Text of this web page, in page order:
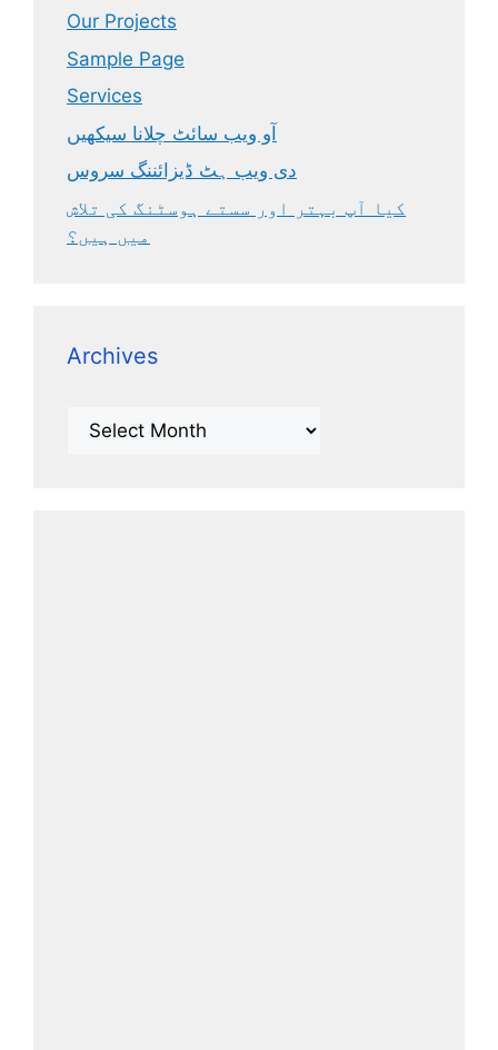
Our Projects
Sample Page
Services
آو ویب سائٹ چلانا سیکھیں
دی ویب ہٹ ڈیزائننگ سروس
کیا آپ بہتر اور سستے ہوسٹنگ کی تلاش
میں ہیں؟
Archives
Archives